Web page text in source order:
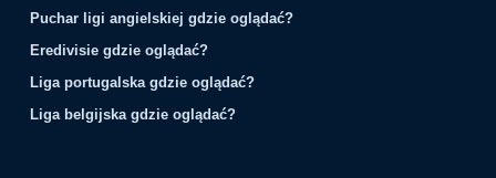
Puchar ligi angielskiej gdzie oglądać?
Eredivisie gdzie oglądać?
Liga portugalska gdzie oglądać?
Liga belgijska gdzie oglądać?